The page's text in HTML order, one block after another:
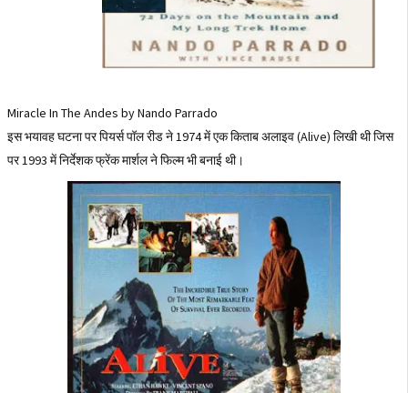
Miracle In The Andes by Nando Parrado
इस भयावह घटना पर पियर्स पॉल रीड ने 1974 में एक किताब अलाइव (Alive) लिखी थी जिस
पर 1993 में निर्देशक फ्रेंक मार्शल ने फिल्म भी बनाई थी।